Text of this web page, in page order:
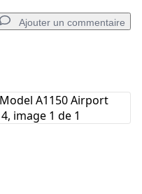
Ajouter un commentaire